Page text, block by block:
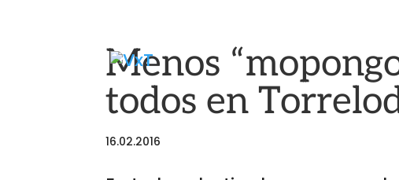
Menos
todos en
16.02.2016